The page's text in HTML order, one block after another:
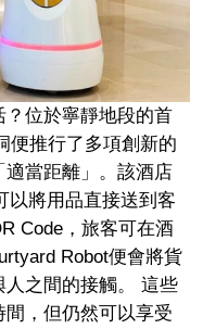
位於寧靜地段的首
便推行了多項創新的
適當距離」。該酒店
以將用品直接送到客
Code，旅客可在酒
Robot便會將貨
之間的接觸。 這些
，但仍然可以享受